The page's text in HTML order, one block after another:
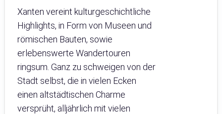
Xanten vereint kulturgeschichtliche
Highlights, in Form von Museen und
römischen Bauten, sowie
erlebenswerte Wandertouren
ringsum. Ganz zu schweigen von der
Stadt selbst, die in vielen Ecken
einen altstädtischen Charme
versprüht, alljährlich mit vielen